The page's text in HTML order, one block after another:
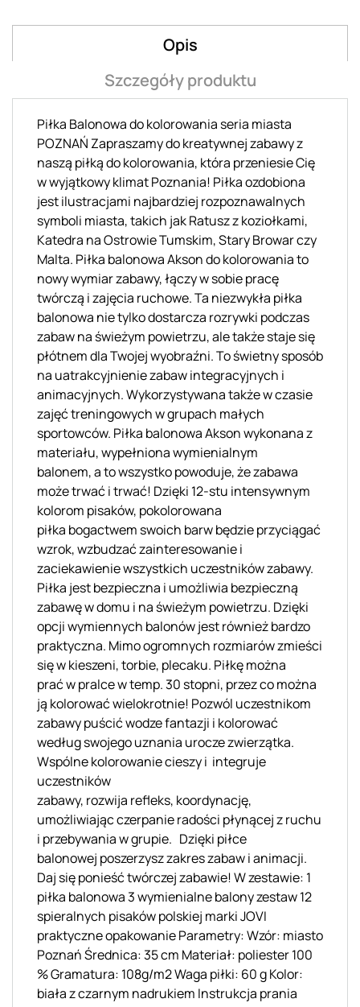
Opis
Szczegóły produktu
Piłka Balonowa do kolorowania seria miasta
POZNAŃ Zapraszamy do kreatywnej zabawy z
naszą piłką do kolorowania, która przeniesie Cię
w wyjątkowy klimat Poznania! Piłka ozdobiona
jest ilustracjami najbardziej rozpoznawalnych
symboli miasta, takich jak Ratusz z koziołkami,
Katedra na Ostrowie Tumskim, Stary Browar czy
Malta. Piłka balonowa Akson do kolorowania to
nowy wymiar zabawy, łączy w sobie pracę
twórczą i zajęcia ruchowe. Ta niezwykła piłka
balonowa nie tylko dostarcza rozrywki podczas
zabaw na świeżym powietrzu, ale także staje się
płótnem dla Twojej wyobraźni. To świetny sposób
na uatrakcyjnienie zabaw integracyjnych i
animacyjnych. Wykorzystywana także w czasie
zajęć treningowych w grupach małych
sportowców. Piłka balonowa Akson wykonana z
materiału, wypełniona wymienialnym
balonem, a to wszystko powoduje, że zabawa
może trwać i trwać! Dzięki 12-stu intensywnym
kolorom pisaków, pokolorowana
piłka bogactwem swoich barw będzie przyciągać
wzrok, wzbudzać zainteresowanie i
zaciekawienie wszystkich uczestników zabawy.
Piłka jest bezpieczna i umożliwia bezpieczną
zabawę w domu i na świeżym powietrzu. Dzięki
opcji wymiennych balonów jest również bardzo
praktyczna. Mimo ogromnych rozmiarów zmieści
się w kieszeni, torbie, plecaku. Piłkę można
prać w pralce w temp. 30 stopni, przez co można
ją kolorować wielokrotnie! Pozwól uczestnikom
zabawy puścić wodze fantazji i kolorować
według swojego uznania urocze zwierzątka.
Wspólne kolorowanie cieszy i integruje
uczestników
zabawy, rozwija refleks, koordynację,
umożliwiając czerpanie radości płynącej z ruchu
i przebywania w grupie. Dzięki piłce
balonowej poszerzysz zakres zabaw i animacji.
Daj się ponieść twórczej zabawie! W zestawie: 1
piłka balonowa 3 wymienialne balony zestaw 12
spieralnych pisaków polskiej marki JOVI
praktyczne opakowanie Parametry: Wzór: miasto
Poznań Średnica: 35 cm Materiał: poliester 100
% Gramatura: 108g/m2 Waga piłki: 60 g Kolor:
biała z czarnym nadrukiem Instrukcja prania